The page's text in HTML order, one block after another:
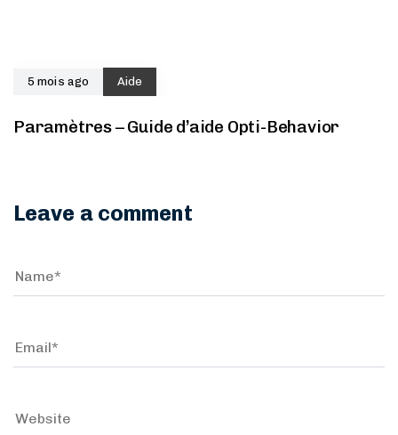
5 mois ago Aide
Paramètres – Guide d’aide Opti-Behavior
Leave a comment